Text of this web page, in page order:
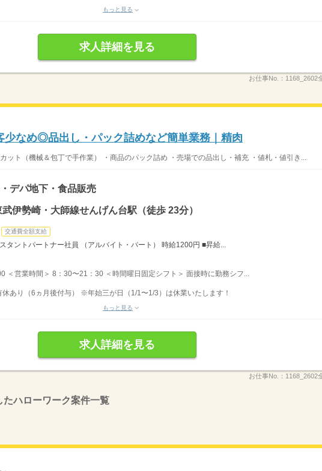
もっと見る
求人詳細を見る
お仕事No.： 1168_2602
少なめ◎品出し・パック詰めなど簡単業務｜精肉
ット（機械＆包丁で手作業） ・商品のパック詰め ・売場での品出し・補充 ・値札・値引き...
デパ地下・食品販売
伊勢崎・大師線せんげん台駅（徒歩 23分）
交通費全額支給
タントパートナー社員 （アルバイト・パート） 時給1200円 ■昇給...
＜営業時間＞ 8：30〜21：30 ＜時間曜日固定シフト＞ 面接時に勤務シフ...
あり（6ヵ月後付与） ※年始三が日（1/1〜1/3）は休業いたします！
もっと見る
求人詳細を見る
お仕事No.： 1168_2602
ハローワーク案件一覧